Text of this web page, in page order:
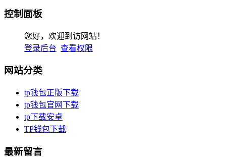
控制面板
您好，欢迎到访网站！
登录后台 查看权限
网站分类
tp钱包正版下载
tp钱包官网下载
tp下载安卓
TP钱包下载
最新留言